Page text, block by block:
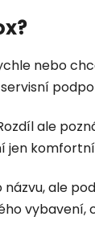
nebo
ale
ale
vybavení,